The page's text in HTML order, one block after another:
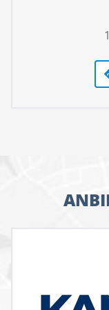
planerische Kniff
bereits nach der
ganzen Haus.
Haushaltsgeräte
neben der
Wohnbereichs
mit den Räumen.
durch einzelne
Auch im